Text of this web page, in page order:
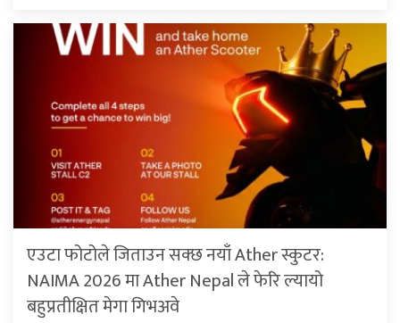
एउटा फोटोले जिताउन सक्छ नयाँ Ather स्कुटर:
NAIMA 2026 मा Ather Nepal ले फेरि ल्यायो
बहुप्रतीक्षित मेगा गिभअवे